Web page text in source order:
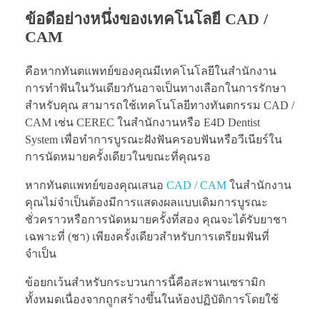
ข้อดีอย่างหนึ่งของเทคโนโลยี CAD /
CAM
คือหากทันตแพทย์ของคุณมีเทคโนโลยีในสำนักงาน
การทำฟันในวันเดียวกันอาจเป็นทางเลือกในการรักษา
สำหรับคุณ สามารถใช้เทคโนโลยีทางทันตกรรม CAD /
CAM เช่น CEREC ในสำนักงานหรือ E4D Dentist
System เพื่อทำการบูรณะฝังฟันครอบฟันหรือวีเนียร์ใน
การนัดหมายครั้งเดียวในขณะที่คุณรอ
หากทันตแพทย์ของคุณเสนอ CAD / CAM ในสำนักงาน
คุณไม่จำเป็นต้องมีการแสดงผลแบบเดิมการบูรณะ
ชั่วคราวหรือการนัดหมายครั้งที่สอง คุณจะได้รับยาชา
เฉพาะที่ (ชา) เพียงครั้งเดียวสำหรับการเตรียมฟันที่
จำเป็น
ข้อยกเว้นสำหรับกระบวนการนี้คือสะพานเซรามิก
ทั้งหมดเนื่องจากถูกสร้างขึ้นในห้องปฏิบัติการโดยใช้